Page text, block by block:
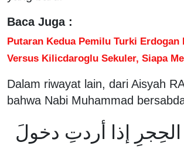
Baca Juga :
Putaran Kedua Pemilu Turki Erdogan
Versus Kilicdaroglu Sekuler, Siapa
Dalam riwayat lain, dari Aisyah
bahwa Nabi Muhammad
إذا أردتِ دخولَ